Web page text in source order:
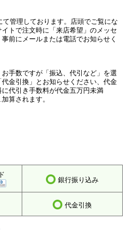
管理しております。店頭でご覧にな
トで注文時に「来店希望」のメッセ
前にメールまたは電話でお知らせく
手数ですが「振込、代引など」を選
金引換」とお知らせください、代金
代引き手数料が代金五万円未満
算されます。
銀行振り込み
代金引換